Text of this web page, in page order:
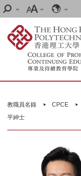
Skip
to
content
Search
Font
size
Language
start教職員名錄 CPCE
平紳士